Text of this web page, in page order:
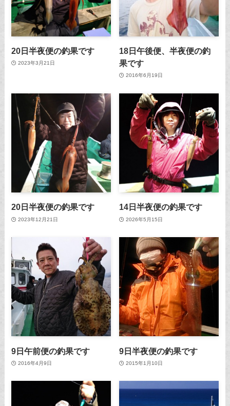
20日半夜便の釣果です
2023年3月21日
18日午後便、半夜便の釣
果です
2016年6月19日
20日半夜便の釣果です
2023年12月21日
14日半夜便の釣果です
2026年5月15日
9日午前便の釣果です
2016年4月9日
9日半夜便の釣果です
2015年1月10日